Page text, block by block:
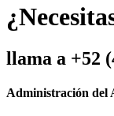
¿Necesita
llama a +52 (
Administración del